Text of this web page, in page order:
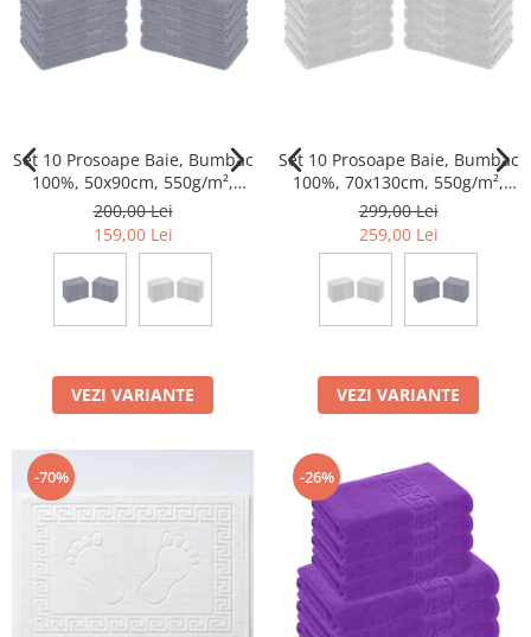
Set 10 Prosoape Baie, Bumbac
100%, 50x90cm, 550g/m²,
Greek
200,00 Lei
159,00 Lei
VEZI VARIANTE
Set 10 Prosoape Baie, Bumbac
100%, 70x130cm, 550g/m²,
Greek
299,00 Lei
259,00 Lei
VEZI VARIANTE
-70% -26%